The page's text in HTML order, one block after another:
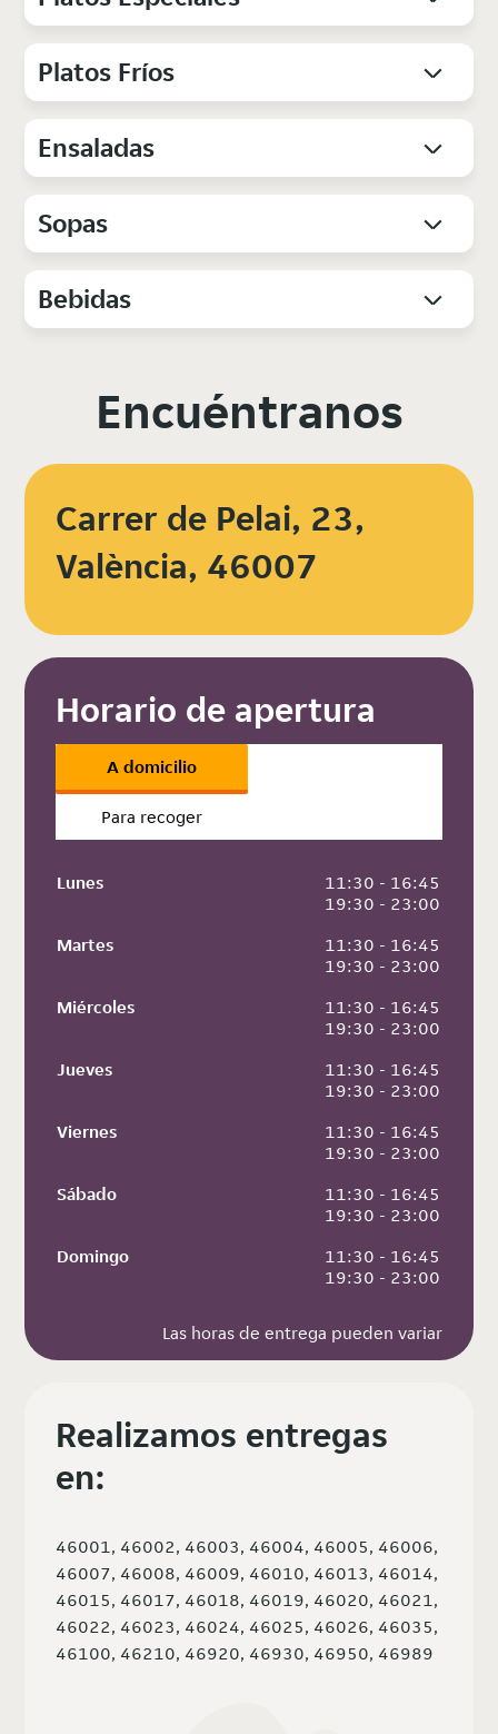
Platos Fríos
Ensaladas
Sopas
Bebidas
Encuéntranos
Carrer de Pelai, 23,
València, 46007
Horario de apertura
A domicilio
Para recoger
Lunes
11:30 - 16:45
19:30 - 23:00
Martes
11:30 - 16:45
19:30 - 23:00
Miércoles
11:30 - 16:45
19:30 - 23:00
Jueves
11:30 - 16:45
19:30 - 23:00
Viernes
11:30 - 16:45
19:30 - 23:00
Sábado
11:30 - 16:45
19:30 - 23:00
Domingo
11:30 - 16:45
19:30 - 23:00
Las horas de entrega pueden variar
Realizamos entregas
en:
46001, 46002, 46003, 46004, 46005, 46006,
46007, 46008, 46009, 46010, 46013, 46014,
46015, 46017, 46018, 46019, 46020, 46021,
46022, 46023, 46024, 46025, 46026, 46035,
46100, 46210, 46920, 46930, 46950, 46989